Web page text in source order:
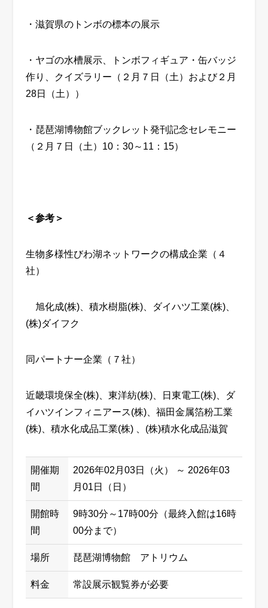
・滋賀県のトンボの標本の展示
・ヤゴの水槽展示、トンボフィギュア・缶バッジ
作り、クイズラリー（２月７日（土）および２月
28日（土））
・琵琶湖博物館ブックレット発刊記念セレモニー
（２月７日（土） 10： 30～ 11 ： 15）
＜参考＞
生物多様性びわ湖ネットワークの構成企業（４
社）
旭化成(株)、積水樹脂(株)、ダイハツ工業(株)、
(株)ダイフク
同パートナー企業（７社）
近畿環境保全(株)、東洋紡(株)、日東電工(株)、ダ
イハツインフィニアース(株)、福田金属箔粉工業
(株)、積水化成品工業(株) 、(株)積水化成品滋賀
開催期
間
2026年02月03日（火） ～ 2026年03
月01日（日）
開館時
間
9時30分～17時00分（最終入館は16時
00分まで）
場所 琵琶湖博物館 アトリウム
料金 常設展示観覧券が必要